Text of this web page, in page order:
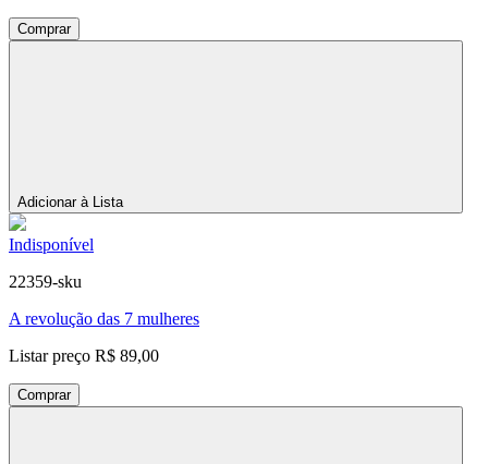
Comprar
Adicionar à Lista
Indisponível
22359-sku
A revolução das 7 mulheres
Listar preço R$ 89,00
Comprar